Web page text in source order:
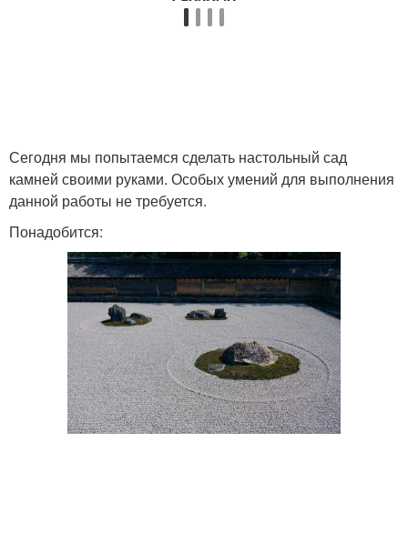
Сегодня мы попытаемся сделать настольный сад
камней своими руками. Особых умений для выполнения
данной работы не требуется.
Понадобится: